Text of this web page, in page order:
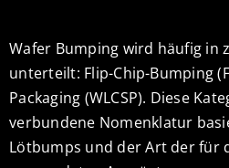
Wafer Bumping wird häufig in
unterteilt: Flip-Chip-Bumping
Packaging (WLCSP). Diese
verbundene Nomenklatur
Lötbumps und der Art der für